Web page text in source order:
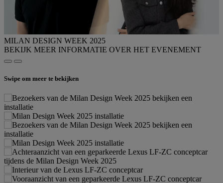
MILAN DESIGN WEEK 2025
BEKIJK MEER INFORMATIE OVER HET EVENEMENT
Swipe om meer te bekijken